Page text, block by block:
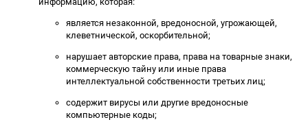
является незаконной, вредоносной, угрожающей,
клеветнической, оскорбительной;
нарушает авторские права, права на товарные знаки,
коммерческую тайну или иные права
интеллектуальной собственности третьих лиц;
содержит вирусы или другие вредоносные
компьютерные коды;